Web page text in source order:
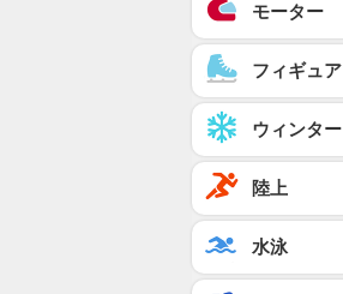
モーター
フィギュア
ウィンター
陸上
水泳